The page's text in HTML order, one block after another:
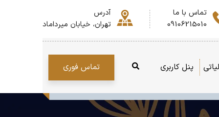
تماس با ما
09106215010
آدرس
تهران، خیابان میرداماد
پنل کاربری تماس فوری